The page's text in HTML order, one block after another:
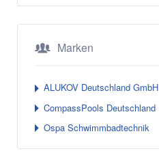
Marken
ALUKOV Deutschland GmbH
CompassPools Deutschland
Ospa Schwimmbadtechnik